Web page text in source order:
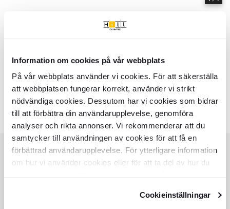
Information om cookies på vår webbplats
På vår webbplats använder vi cookies. För att säkerställa
att webbplatsen fungerar korrekt, använder vi strikt
nödvändiga cookies. Dessutom har vi cookies som bidrar
till att förbättra din användarupplevelse, genomföra
analyser och rikta annonser. Vi rekommenderar att du
samtycker till användningen av cookies för att få en
förbättrad användarupplevelse. För ytterligare information
om hur vi använder cookies eller för att ta del av hur du
Cookieinställningar
Serie Sky - Hill Ceramic
Sky - Samlinger af produkter | Hill Ceramic ®
Farver:
Lignende samlinger